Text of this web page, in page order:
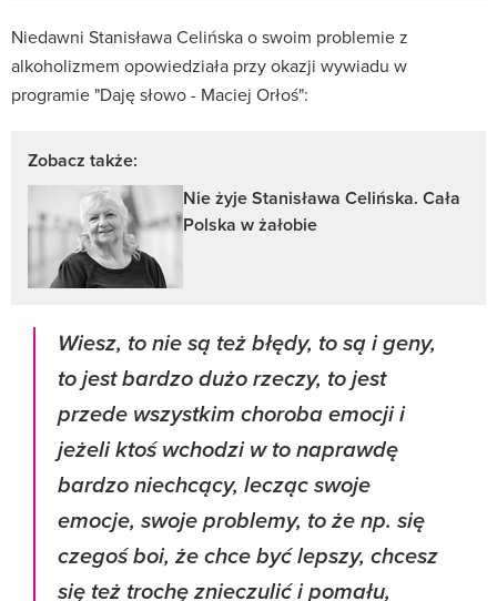
Niedawni Stanisława Celińska o swoim problemie z
alkoholizmem opowiedziała przy okazji wywiadu w
programie "Daję słowo - Maciej Orłoś":
Zobacz także:
Nie żyje Stanisława Celińska. Cała
Polska w żałobie
Wiesz, to nie są też błędy, to są i geny,
to jest bardzo dużo rzeczy, to jest
przede wszystkim choroba emocji i
jeżeli ktoś wchodzi w to naprawdę
bardzo niechcący, lecząc swoje
emocje, swoje problemy, to że np. się
czegoś boi, że chce być lepszy, chcesz
się też trochę znieczulić i pomału,